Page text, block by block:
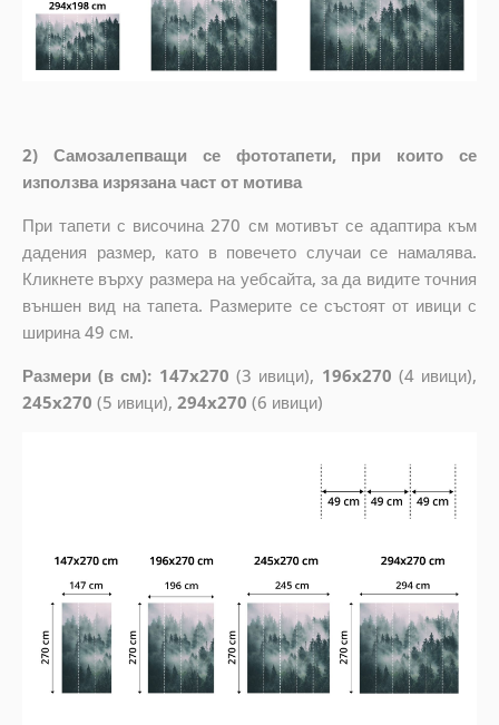
2) Самозалепващи се фототапети, при които се
използва изрязана част от мотива
При тапети с височина 270 см мотивът се адаптира към
дадения размер, като в повечето случаи се намалява.
Кликнете върху размера на уебсайта, за да видите точния
външен вид на тапета. Размерите се състоят от ивици с
ширина 49 см.
Размери (в см): 147x270 (3 ивици), 196x270 (4 ивици),
245x270 (5 ивици), 294x270 (6 ивици)